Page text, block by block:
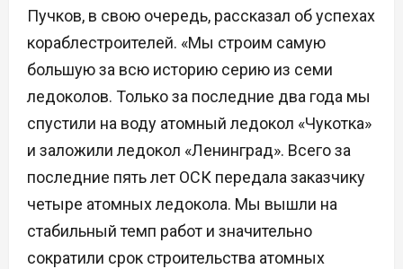
Пучков, в свою очередь, рассказал об успехах
кораблестроителей. «Мы строим самую
большую за всю историю серию из семи
ледоколов. Только за последние два года мы
спустили на воду атомный ледокол «Чукотка»
и заложили ледокол «Ленинград». Всего за
последние пять лет ОСК передала заказчику
четыре атомных ледокола. Мы вышли на
стабильный темп работ и значительно
сократили срок строительства атомных